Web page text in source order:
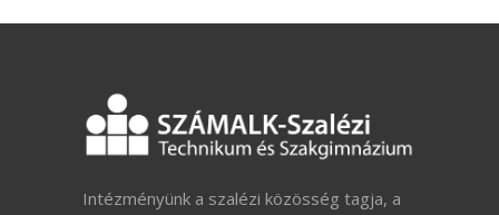
Intézményünk a szalézi közösség tagja, a